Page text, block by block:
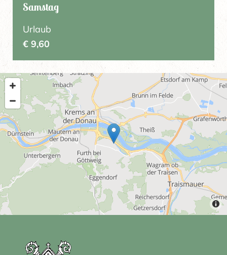
Samstag
Urlaub
€ 9,60